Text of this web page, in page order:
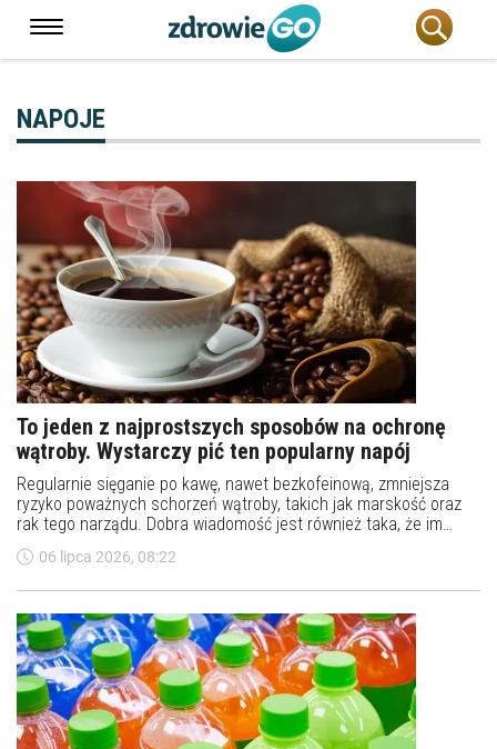
NAPOJE
To jeden z najprostszych sposobów na ochronę
wątroby. Wystarczy pić ten popularny napój
Regularnie sięganie po kawę, nawet bezkofeinową, zmniejsza
ryzyko poważnych schorzeń wątroby, takich jak marskość oraz
rak tego narządu. Dobra wiadomość jest również taka, że im
więcej jej wypijamy, nawet ponad pięć filiżanek, tym ryzyko tych
schorzeń jest mniejsze - informują naukowcy.
06 lipca 2026, 08:22